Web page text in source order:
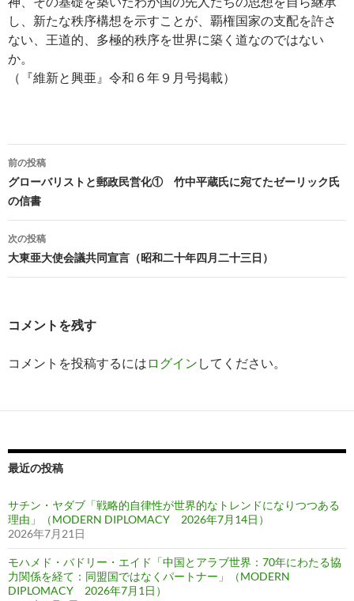
し、新たな秩序構想を示すことが、覇権国家の支配を許さ
ない、王道的、多極的秩序を世界に築く道なのではない
か。
（『維新と興亜』令和６年９月号掲載）
投
稿
ナ
ビ
ゲ
シ
前の投稿
グローバリストと郵政民営化① 竹中平蔵氏に宛てたゼーリック氏
の信書
次の投稿
大東亜大使会議共同宣言（昭和二十年四月二十三日）
コメントを残す
コメントを投稿するには ログイン してください。
最近の投稿
サチン・ヤダブ「戦略的自律性が世界的なトレンドになりつつある
理由」（MODERN DIPLOMACY 2026年7月14日）
2026年7月21日
モハメド・バドリー・エイド「中国とアラブ世界：70年にわたる協
力関係を経て：同盟国ではなくパートナー」（MODERN
DIPLOMACY 2026年7月1日）